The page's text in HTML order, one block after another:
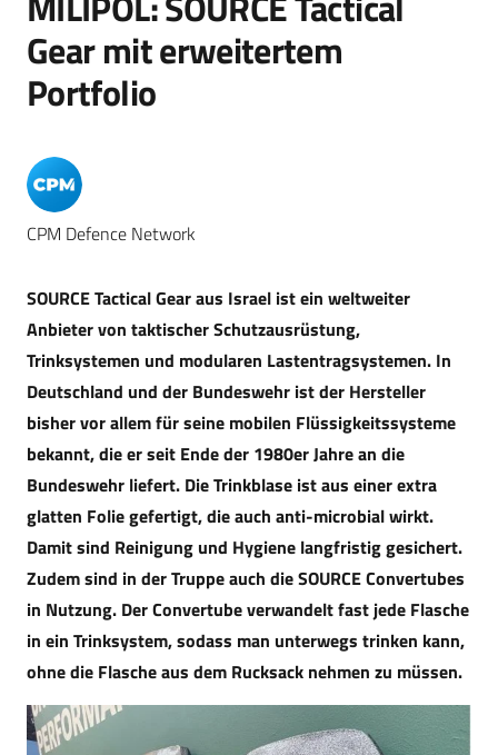
Gear mit erweitertem
Portfolio
CPM Defence Network
SOURCE Tactical Gear aus Israel ist ein weltweiter
Anbieter von taktischer Schutzausrüstung,
Trinksystemen und modularen Lastentragsystemen. In
Deutschland und der Bundeswehr ist der Hersteller
bisher vor allem für seine mobilen Flüssigkeitssysteme
bekannt, die er seit Ende der 1980er Jahre an die
Bundeswehr liefert. Die Trinkblase ist aus einer extra
glatten Folie gefertigt, die auch anti-microbial wirkt.
Damit sind Reinigung und Hygiene langfristig gesichert.
Zudem sind in der Truppe auch die SOURCE Convertubes
in Nutzung. Der Convertube verwandelt fast jede Flasche
in ein Trinksystem, sodass man unterwegs trinken kann,
ohne die Flasche aus dem Rucksack nehmen zu müssen.